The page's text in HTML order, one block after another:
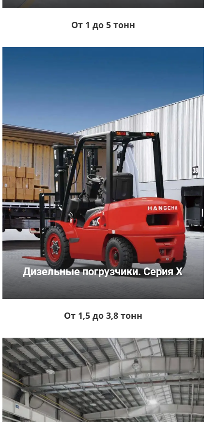
От 1 до 5 тонн
Дизельные погрузчики. Серия X
От 1,5 до 3,8 тонн